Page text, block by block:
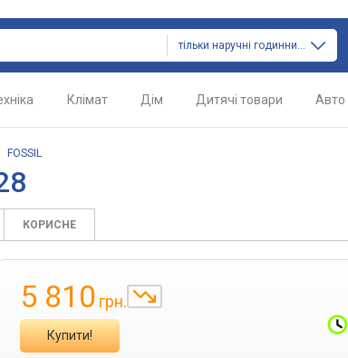
тільки наручні годинники
Клімат Дім Дитячі товари Авто
FOSSIL
КОРИСНЕ
5 810 грн.
Купити!